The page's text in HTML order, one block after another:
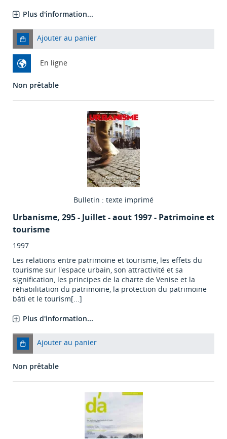
Plus d'information...
Ajouter au panier
En ligne
Non prêtable
Bulletin : texte imprimé
Urbanisme, 295 - Juillet - aout 1997 - Patrimoine et
tourisme
1997
Les relations entre patrimoine et tourisme, les effets du
tourisme sur l'espace urbain, son attractivité et sa
signification, les principes de la charte de Venise et la
réhabilitation du patrimoine, la protection du patrimoine
bâti et le tourism[...]
Plus d'information...
Ajouter au panier
Non prêtable